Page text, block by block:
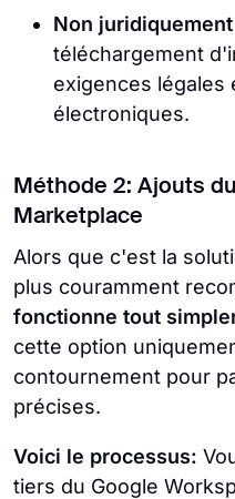
Non
téléchargement
exigences légales
électroniques.
Méthode 2: Ajouts
Marketplace
Alors que c'est la
plus couramment
fonctionne tout
cette option
contournement pour
précises.
Voici le processus:
tiers du Google